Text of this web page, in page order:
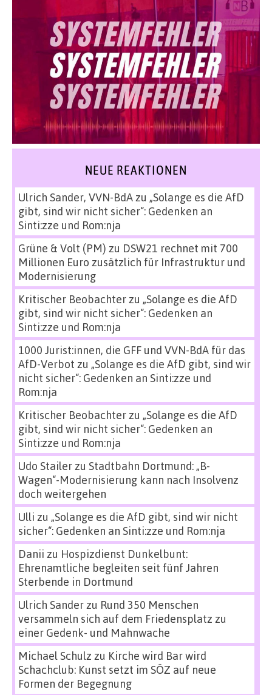
NEUE REAKTIONEN
Ulrich Sander, VVN-BdAzu „Solange es die AfD
gibt, sind wir nicht sicher“: Gedenken an
Sinti:zze und Rom:nja
Grüne & Volt (PM) zu DSW21 rechnet mit 700
Millionen Euro zusätzlich für Infrastruktur und
Modernisierung
Kritischer Beobachterzu „Solange es die AfD
gibt, sind wir nicht sicher“: Gedenken an
Sinti:zze und Rom:nja
1000 Jurist:innen, die GFF und VVN-BdA für das
AfD-Verbot zu „Solange es die AfD gibt, sind wir
nicht sicher“: Gedenken an Sinti:zze und
Rom:nja
Kritischer Beobachterzu „Solange es die AfD
gibt, sind wir nicht sicher“: Gedenken an
Sinti:zze und Rom:nja
Udo Stailerzu Stadtbahn Dortmund: „B-
Wagen“-Modernisierung kann nach Insolvenz
doch weitergehen
Ulli zu „Solange es die AfD gibt, sind wir nicht
sicher“: Gedenken an Sinti:zze und Rom:nja
Danii zu Hospizdienst Dunkelbunt:
Ehrenamtliche begleiten seit fünf Jahren
Sterbende in Dortmund
Ulrich Sanderzu Rund 350 Menschen
versammeln sich auf dem Friedensplatz zu
einer Gedenk- und Mahnwache
Michael Schulz zu Kirche wird Bar wird
Schachclub: Kunst setzt im SÖZ auf neue
Formen der Begegnung